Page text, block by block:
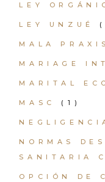
LEY
LEY UNZUÉ
MALA PRAXIS
MARIAGE
MARITAL
MASC (1)
NORMAS
SANITARIA
OPCIÓN DE